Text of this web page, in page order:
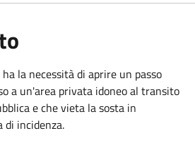
la necessità di aprire un passo
a un'area privata idoneo al transito
e che vieta la sosta in
di incidenza.